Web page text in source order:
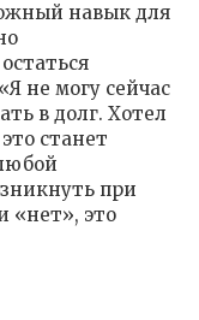
навык для
не могу сейчас
в долг. Хотел
станет
при
«нет», это